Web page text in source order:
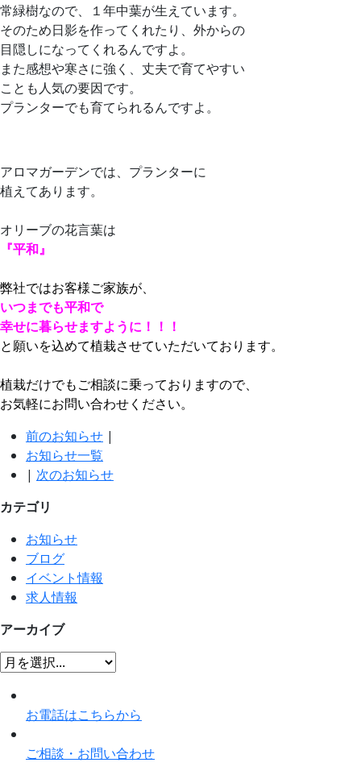
常緑樹なので、１年中葉が生えています。
そのため日影を作ってくれたり、外からの
目隠しになってくれるんですよ。
また感想や寒さに強く、丈夫で育てやすい
ことも人気の要因です。
プランターでも育てられるんですよ。
アロマガーデンでは、プランターに
植えてあります。
オリーブの花言葉は
『平和』
弊社ではお客様ご家族が、
いつまでも平和で
幸せに暮らせますように！！！
と願いを込めて植栽させていただいております。
植栽だけでもご相談に乗っておりますので、
お気軽にお問い合わせください。
前のお知らせ |
お知らせ一覧
| 次のお知らせ
カテゴリ
お知らせ
ブログ
イベント情報
求人情報
アーカイブ
お電話はこちらから
ご相談・お問い合わせ